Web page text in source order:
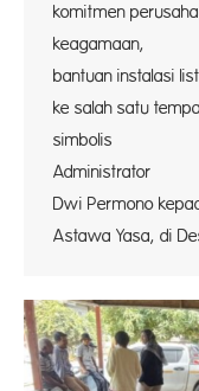
komitmen
bantuan instalasi
ke salah satu
simbolis
Dwi Permono
Astawa Yasa, di